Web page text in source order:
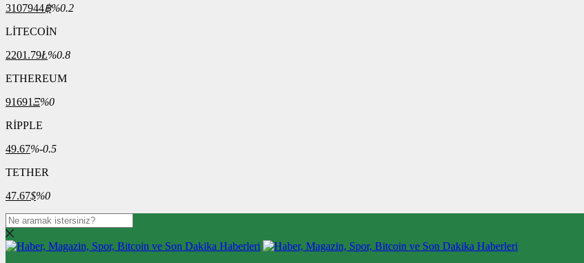
3107944฿%0.2
LİTECOİN
2201.79Ł%0.8
ETHEREUM
91691Ξ%0
RİPPLE
49.67%-0.5
TETHER
47.67$%0